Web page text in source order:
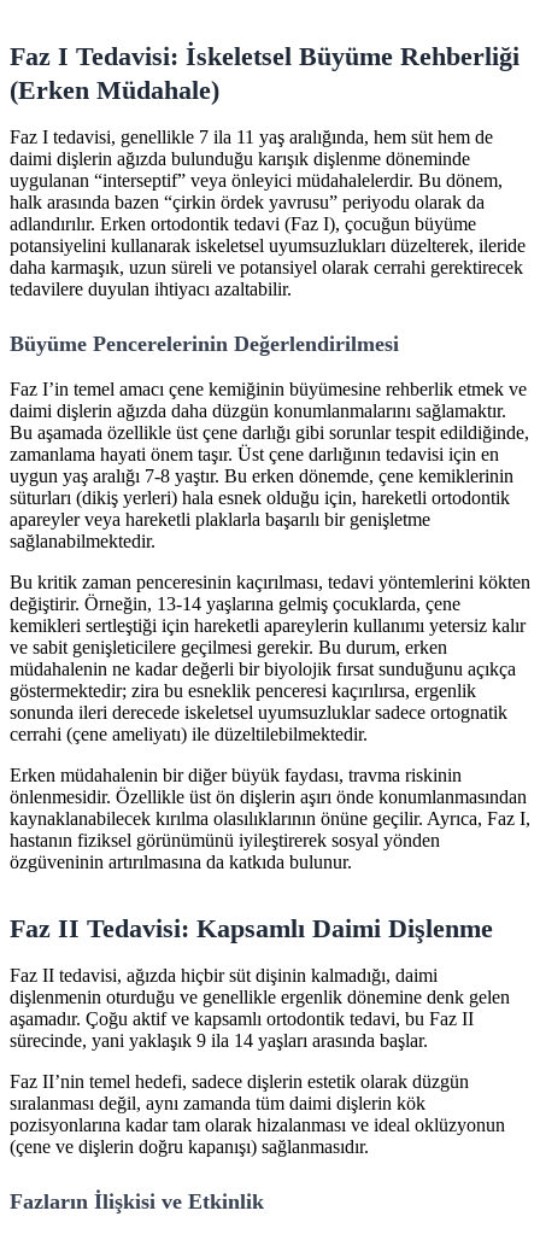
Faz I Tedavisi: İskeletsel Büyüme Rehberliği
(Erken Müdahale)
Faz I tedavisi, genellikle 7 ila 11 yaş aralığında, hem süt hem de
daimi dişlerin ağızda bulunduğu karışık dişlenme döneminde
uygulanan “interseptif” veya önleyici müdahalelerdir. Bu dönem,
halk arasında bazen “çirkin ördek yavrusu” periyodu olarak da
adlandırılır. Erken ortodontik tedavi (Faz I), çocuğun büyüme
potansiyelini kullanarak iskeletsel uyumsuzlukları düzelterek, ileride
daha karmaşık, uzun süreli ve potansiyel olarak cerrahi gerektirecek
tedavilere duyulan ihtiyacı azaltabilir.
Büyüme Pencerelerinin Değerlendirilmesi
Faz I’in temel amacı çene kemiğinin büyümesine rehberlik etmek ve
daimi dişlerin ağızda daha düzgün konumlanmalarını sağlamaktır.
Bu aşamada özellikle üst çene darlığı gibi sorunlar tespit edildiğinde,
zamanlama hayati önem taşır. Üst çene darlığının tedavisi için en
uygun yaş aralığı 7-8 yaştır. Bu erken dönemde, çene kemiklerinin
süturları (dikiş yerleri) hala esnek olduğu için, hareketli ortodontik
apareyler veya hareketli plaklarla başarılı bir genişletme
sağlanabilmektedir.
Bu kritik zaman penceresinin kaçırılması, tedavi yöntemlerini kökten
değiştirir. Örneğin, 13-14 yaşlarına gelmiş çocuklarda, çene
kemikleri sertleştiği için hareketli apareylerin kullanımı yetersiz kalır
ve sabit genişleticilere geçilmesi gerekir. Bu durum, erken
müdahalenin ne kadar değerli bir biyolojik fırsat sunduğunu açıkça
göstermektedir; zira bu esneklik penceresi kaçırılırsa, ergenlik
sonunda ileri derecede iskeletsel uyumsuzluklar sadece ortognatik
cerrahi (çene ameliyatı) ile düzeltilebilmektedir.
Erken müdahalenin bir diğer büyük faydası, travma riskinin
önlenmesidir. Özellikle üst ön dişlerin aşırı önde konumlanmasından
kaynaklanabilecek kırılma olasılıklarının önüne geçilir. Ayrıca, Faz I,
hastanın fiziksel görünümünü iyileştirerek sosyal yönden
özgüveninin artırılmasına da katkıda bulunur.
Faz II Tedavisi: Kapsamlı Daimi Dişlenme
Faz II tedavisi, ağızda hiçbir süt dişinin kalmadığı, daimi
dişlenmenin oturduğu ve genellikle ergenlik dönemine denk gelen
aşamadır. Çoğu aktif ve kapsamlı ortodontik tedavi, bu Faz II
sürecinde, yani yaklaşık 9 ila 14 yaşları arasında başlar.
Faz II’nin temel hedefi, sadece dişlerin estetik olarak düzgün
sıralanması değil, aynı zamanda tüm daimi dişlerin kök
pozisyonlarına kadar tam olarak hizalanması ve ideal oklüzyonun
(çene ve dişlerin doğru kapanışı) sağlanmasıdır.
Fazların İlişkisi ve Etkinlik